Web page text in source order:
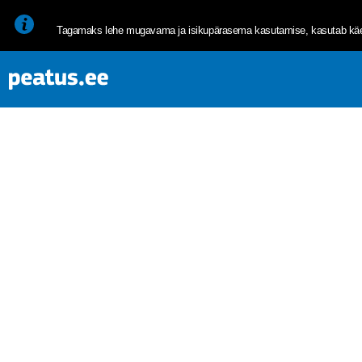
<p><span style="font-size: 10pt; line-height: 107%; font-family:
Tagamaks lehe mugavama ja isikupärasema kasutamise, kasutab